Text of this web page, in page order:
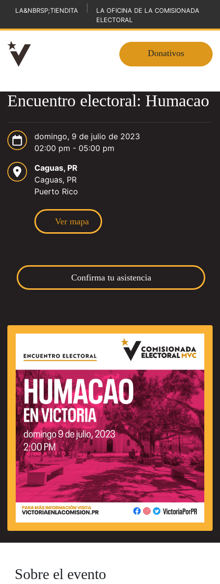
LA&NBRSP;TIENDITA
LA OFICINA DE LA COMISIONADA
ELECTORAL
Donativos
Encuentro electoral: Humacao
domingo, 9 de julio de 2023
02:00 pm - 05:00 pm
Caguas, PR
Caguas, PR
Puerto Rico
Ver mapa
Confirma tu asistencia
Sobre el evento